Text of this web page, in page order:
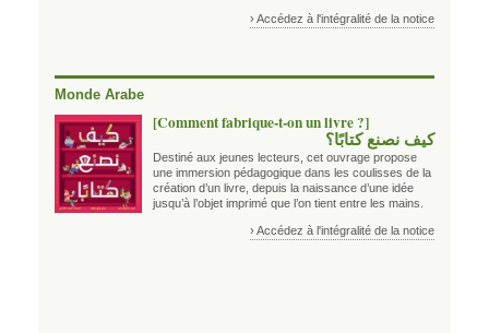
› Accédez à l'intégralité de la notice
Monde Arabe
[Comment fabrique-t-on un livre ?]
كيف نصنع كتابًا؟
Destiné aux jeunes lecteurs, cet ouvrage propose
une immersion pédagogique dans les coulisses de la
création d’un livre, depuis la naissance d’une idée
jusqu’à l’objet imprimé que l’on tient entre les mains.
› Accédez à l'intégralité de la notice